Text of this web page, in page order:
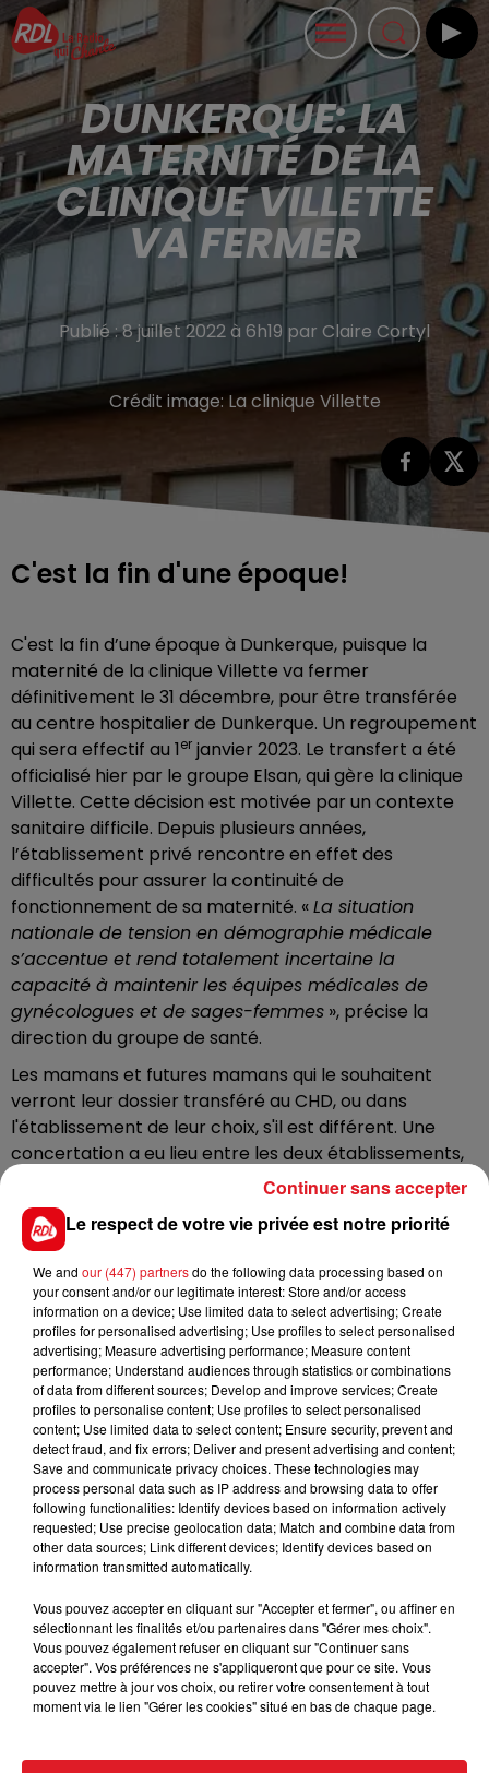
DUNKERQUE: LA
MATERNITÉ DE LA
CLINIQUE VILLETTE
VA FERMER
Publié : 8 juillet 2022 à 6h19 par Claire Cortyl
Crédit image:La clinique Villette
C'est la fin d'une époque!
C'est la fin d’une époque à Dunkerque, puisque la
maternité de la clinique Villette va fermer
définitivement le 31 décembre, pour être transférée
au centre hospitalier de Dunkerque. Un regroupement
qui sera effectif au 1er janvier 2023. Le transfert a été
officialisé hier par le groupe Elsan, qui gère la clinique
Villette. Cette décision est motivée par un contexte
sanitaire difficile. Depuis plusieurs années,
l’établissement privé rencontre en effet des
difficultés pour assurer la continuité de
fonctionnement de sa maternité. «La situation
nationale de tension en démographie médicale
s’accentue et rend totalement incertaine la
capacité à maintenir les équipes médicales de
gynécologues et de sages-femmes », précise la
direction du groupe de santé.
Les mamans et futures mamans qui le souhaitent
verront leur dossier transféré au CHD, ou dans
l'établissement de leur choix, s'il est différent. Une
concertation a eu lieu entre les deux établissements,
pour construire une réponse commune permettant
de garantir la sécurité et la qualité des prises en
charge des mamans et des nouveaux nés du
Dunkerquois
d’organiser sereinement la transmission de
l’ensemble des éléments nécessaires à la continuité
des prises en charge vers le centre hospitalier»,
rassure Elsan.
L’ensemble du personnel de la maternité Villette, lui,
se verra proposer une intégration dans les équipes du
CHD.
FIL D'ACTUS
Le respect de votre vie privée est notre priorité
We and our (447) partnersdo the following data processing based on
your consent and/or our legitimate interest: Store and/or access
information on a device; Use limited data to select advertising; Create
profiles for personalised advertising; Use profiles to select personalised
advertising; Measure advertising performance; Measure content
performance; Understand audiences through statistics or combinations
of data from different sources; Develop and improve services; Create
profiles to personalise content; Use profiles to select personalised
content; Use limited data to select content; Ensure security, prevent and
detect fraud, and fix errors; Deliver and present advertising and content;
Save and communicate privacy choices. These technologies may
process personal data such as IP address and browsing data to offer
following functionalities: Identify devices based on information actively
requested; Use precise geolocation data; Match and combine data from
other data sources; Link different devices; Identify devices based on
information transmitted automatically.
Vous pouvez accepter en cliquant sur "Accepter et fermer", ou affiner en
sélectionnant les finalités et/ou partenaires dans "Gérer mes choix".
Vous pouvez également refuser en cliquant sur "Continuer sans
accepter". Vos préférences ne s'appliqueront que pour ce site. Vous
pouvez mettre à jour vos choix, ou retirer votre consentement à tout
moment via le lien "Gérer les cookies" situé en bas de chaque page.
Continuer sans accepter